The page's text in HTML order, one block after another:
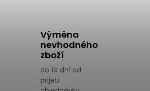
Výměna
nevhodného
zboží
do 14 dní od
přijetí